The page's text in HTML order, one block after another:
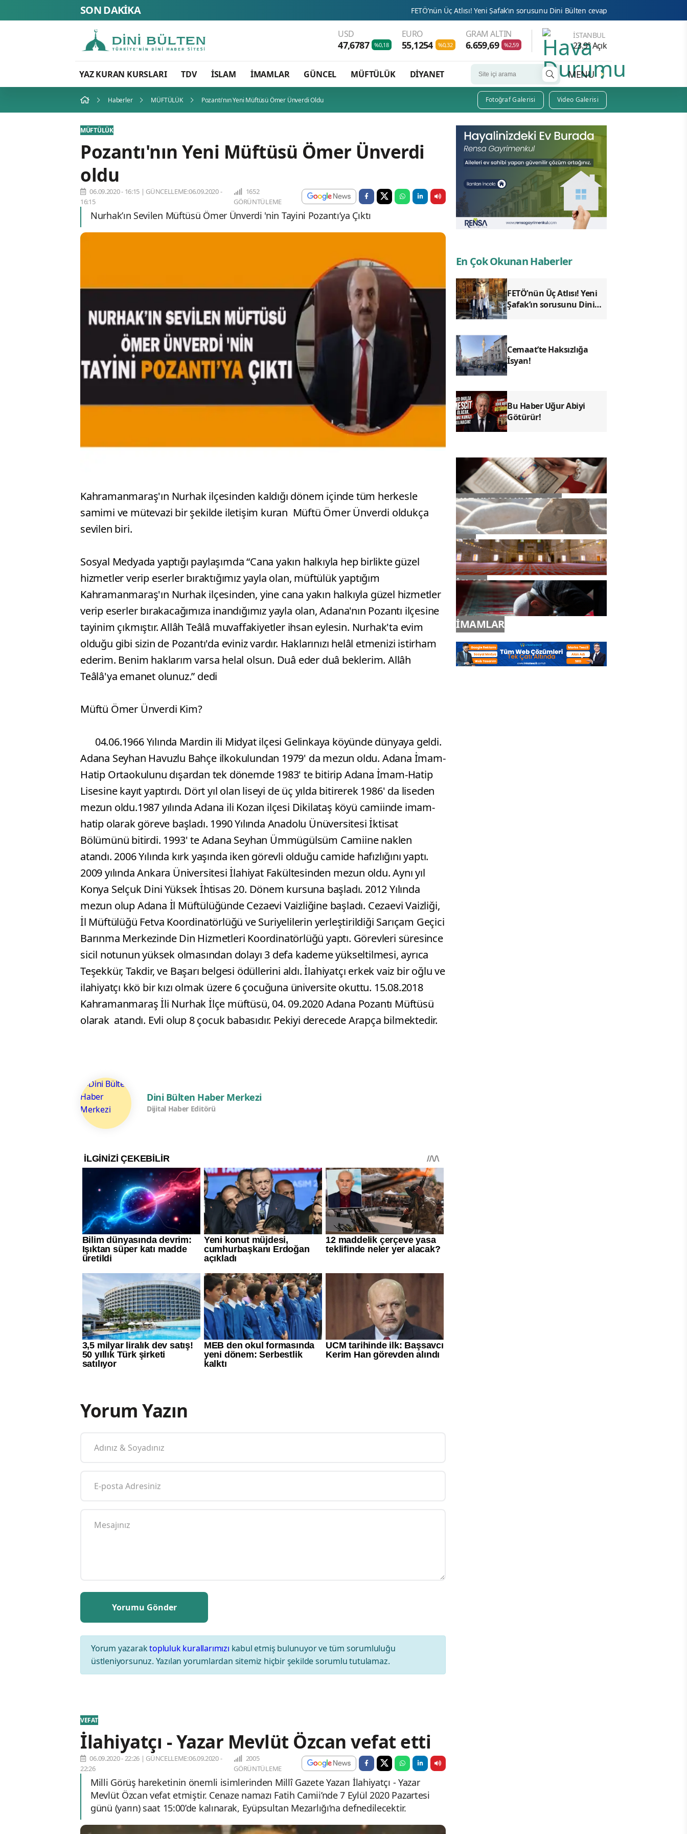
SON DAKİKA FETÖ’nün Üç Atlısı! Yeni Şafak’ın sorusunu Dini Bülten cevaplıyor! Bu Haber Uğur Abiyi
USD
47,6787 %0,18
EURO
55,1254 %0,32
GRAM ALTIN
6.659,69 %2,59
İSTANBUL
23.9° Açık
YAZ KURAN KURSLARI TDV İSLAM İMAMLAR GÜNCEL MÜFTÜLÜK DİYANET MENU
Haberler MÜFTÜLÜK Pozantı'nın Yeni Müftüsü Ömer Ünverdi Oldu Fotoğraf Galerisi Video Galerisi
MÜFTÜLÜK
Pozantı'nın Yeni Müftüsü Ömer Ünverdi
oldu
06.09.2020 - 16:15 | GÜNCELLEME:06.09.2020 -
16:15
1652
GÖRÜNTÜLEME
Nurhak’ın Sevilen Müftüsü Ömer Ünverdi 'nin Tayini Pozantı’ya Çıktı
Kahramanmaraş'ın Nurhak ilçesinden kaldığı dönem içinde tüm herkesle
samimi ve mütevazi bir şekilde iletişim kuran Müftü Ömer Ünverdi oldukça
sevilen biri.
Sosyal Medyada yaptığı paylaşımda “Cana yakın halkıyla hep birlikte güzel
hizmetler verip eserler bıraktığımız yayla olan, müftülük yaptığım
Kahramanmaraş'ın Nurhak ilçesinden, yine cana yakın halkıyla güzel hizmetler
verip eserler bırakacağımıza inandığımız yayla olan, Adana'nın Pozantı ilçesine
tayinim çıkmıştır. Allâh Teâlâ muvaffakiyetler ihsan eylesin. Nurhak'ta evim
olduğu gibi sizin de Pozantı'da eviniz vardır. Haklarınızı helâl etmenizi istirham
ederim. Benim haklarım varsa helal olsun. Duâ eder duâ beklerim. Allâh
Teâlâ'ya emanet olunuz.” dedi
Müftü Ömer Ünverdi Kim?
04.06.1966 Yılında Mardin ili Midyat ilçesi Gelinkaya köyünde dünyaya geldi.
Adana Seyhan Havuzlu Bahçe ilkokulundan 1979' da mezun oldu. Adana İmam-
Hatip Ortaokulunu dışardan tek dönemde 1983' te bitirip Adana İmam-Hatip
Lisesine kayıt yaptırdı. Dört yıl olan liseyi de üç yılda bitirerek 1986' da liseden
mezun oldu.1987 yılında Adana ili Kozan ilçesi Dikilataş köyü camiinde imam-
hatip olarak göreve başladı. 1990 Yılında Anadolu Ünüversitesi İktisat
Bölümünü bitirdi. 1993' te Adana Seyhan Ümmügülsüm Camiine naklen
atandı. 2006 Yılında kırk yaşında iken görevli olduğu camide hafızlığını yaptı.
2009 yılında Ankara Üniversitesi İlahiyat Fakültesinden mezun oldu. Aynı yıl
Konya Selçuk Dini Yüksek İhtisas 20. Dönem kursuna başladı. 2012 Yılında
mezun olup Adana İl Müftülüğünde Cezaevi Vaizliğine başladı. Cezaevi Vaizliği,
İl Müftülüğü Fetva Koordinatörlüğü ve Suriyelilerin yerleştirildiği Sarıçam Geçici
Barınma Merkezinde Din Hizmetleri Koordinatörlüğü yaptı. Görevleri süresince
sicil notunun yüksek olmasından dolayı 3 defa kademe yükseltilmesi, ayrıca
Teşekkür, Takdir, ve Başarı belgesi ödüllerini aldı. İlahiyatçı erkek vaiz bir oğlu ve
ilahiyatçı kkö bir kızı olmak üzere 6 çocuğuna üniversite okuttu. 15.08.2018
Kahramanmaraş İli Nurhak İlçe müftüsü, 04. 09.2020 Adana Pozantı Müftüsü
olarak atandı. Evli olup 8 çocuk babasıdır. Pekiyi derecede Arapça bilmektedir.
Dini Bülten Haber Merkezi
Dijital Haber Editörü
Yorum Yazın
Yorum yazaraktopluluk kurallarımızı kabul etmiş bulunuyor ve tüm sorumluluğu
üstleniyorsunuz. Yazılan yorumlardan sitemiz hiçbir şekilde sorumlu tutulamaz.
VEFAT
İlahiyatçı - Yazar Mevlüt Özcan vefat etti
06.09.2020 - 22:26 | GÜNCELLEME:06.09.2020 -
22:26
2005
GÖRÜNTÜLEME
Milli Görüş hareketinin önemli isimlerinden Millî Gazete Yazarı İlahiyatçı - Yazar
Mevlüt Özcan vefat etmiştir. Cenaze namazı Fatih Camii’nde 7 Eylül 2020 Pazartesi
günü (yarın) saat 15:00’de kalınarak, Eyüpsultan Mezarlığı’na defnedilecektir.
En Çok Okunan Haberler
FETÖ’nün Üç Atlısı! Yeni
Şafak’ın sorusunu Dini
Cemaat’te Haksızlığa
İsyan!
Bu Haber Uğur Abiyi
Götürür!
YAZ KURAN KURSLARI
TDV
İSLAM
İMAMLAR